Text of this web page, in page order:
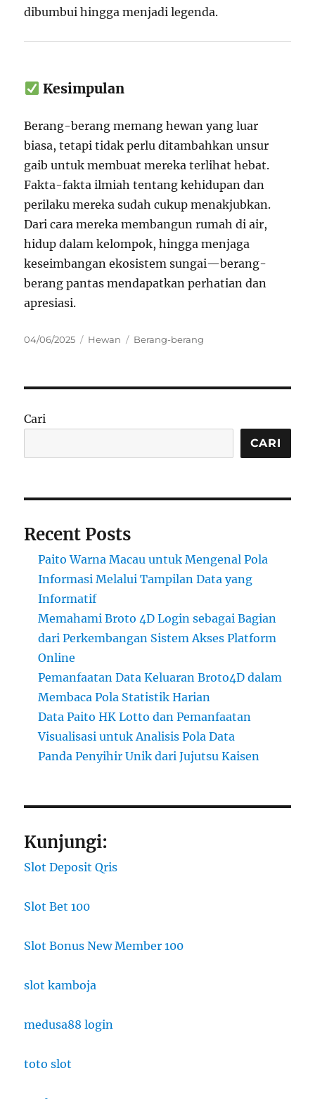
dibumbui hingga menjadi legenda.
Kesimpulan
Berang-berang memang hewan yang luar
biasa, tetapi tidak perlu ditambahkan unsur
gaib untuk membuat mereka terlihat hebat.
Fakta-fakta ilmiah tentang kehidupan dan
perilaku mereka sudah cukup menakjubkan.
Dari cara mereka membangun rumah di air,
hidup dalam kelompok, hingga menjaga
keseimbangan ekosistem sungai—berang-
berang pantas mendapatkan perhatian dan
apresiasi.
Posted
04/06/2025 Categories
Hewan Tags
Berang-berang
Cari
CARI
Recent Posts
Paito Warna Macau untuk Mengenal Pola
Informasi Melalui Tampilan Data yang
Informatif
Memahami Broto 4D Login sebagai Bagian
dari Perkembangan Sistem Akses Platform
Online
Pemanfaatan Data Keluaran Broto4D dalam
Membaca Pola Statistik Harian
Data Paito HK Lotto dan Pemanfaatan
Visualisasi untuk Analisis Pola Data
Panda Penyihir Unik dari Jujutsu Kaisen
Kunjungi:
Slot Deposit Qris
Slot Bet 100
Slot Bonus New Member 100
slot kamboja
medusa88 login
toto slot